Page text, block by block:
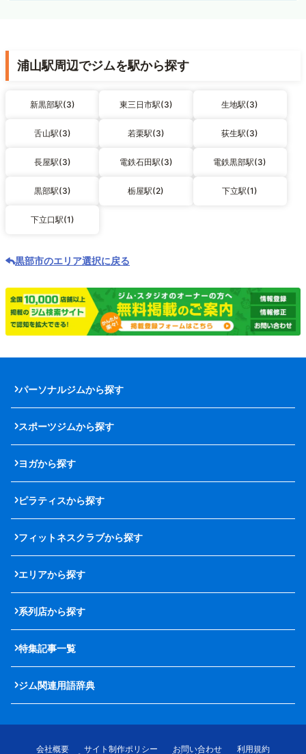
浦山駅周辺でジムを駅から探す
新黒部駅(3) 東三日市駅(3) 生地駅(3)
舌山駅(3) 若栗駅(3) 荻生駅(3)
長屋駅(3) 電鉄石田駅(3) 電鉄黒部駅(3)
黒部駅(3) 栃屋駅(2) 下立駅(1)
下立口駅(1)
黒部市のエリア選択に戻る
パーソナルジムから探す
スポーツジムから探す
ヨガから探す
ピラティスから探す
フィットネスクラブから探す
エリアから探す
系列店から探す
特集記事一覧
ジム関連用語辞典
会社概要 サイト制作ポリシー お問い合わせ
利用規約